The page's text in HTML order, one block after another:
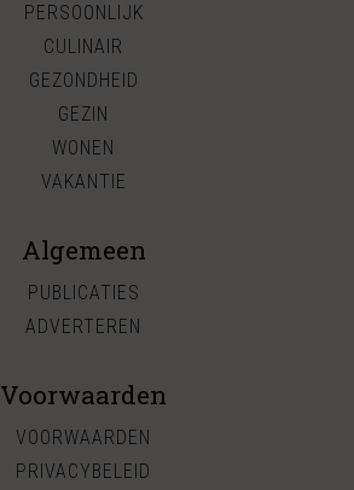
PERSOONLIJK
CULINAIR
GEZONDHEID
GEZIN
WONEN
VAKANTIE
Algemeen
PUBLICATIES
ADVERTEREN
Voorwaarden
VOORWAARDEN
PRIVACYBELEID